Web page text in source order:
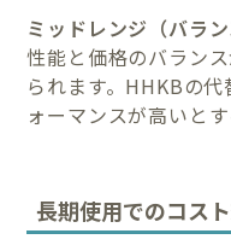
ミッドレンジ（バラン
性能と価格のバラン
られます。HHKBの
ォーマンスが高いと
長期使用でのコス